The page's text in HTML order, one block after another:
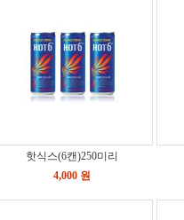
핫식스(6캔)250미리
4,000 원